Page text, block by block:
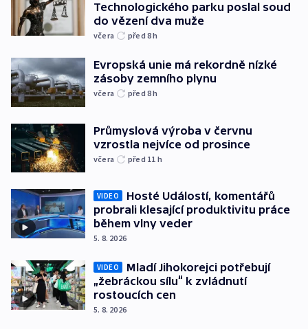
Technologického parku poslal soud
do vězení dva muže
včera před 8h
Evropská unie má rekordně nízké
zásoby zemního plynu
včera před 8h
Průmyslová výroba v červnu
vzrostla nejvíce od prosince
včera před 11 h
VIDEO
Hosté Událostí, komentářů
probrali klesající produktivitu práce
během vlny veder
5. 8. 2026
VIDEO
Mladí Jihokorejci potřebují
„žebráckou sílu“ k zvládnutí
rostoucích cen
5. 8. 2026